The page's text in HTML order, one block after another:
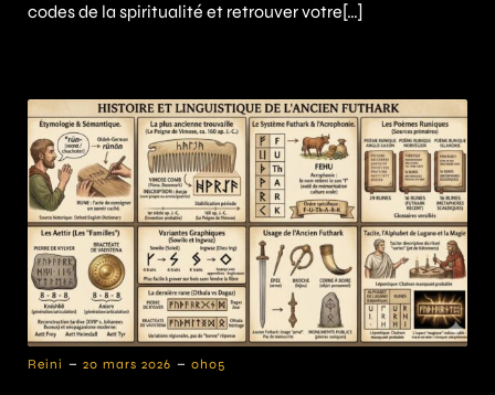
codes de la spiritualité et retrouver votre[…]
Reini - 20 mars 2026 - 0h05